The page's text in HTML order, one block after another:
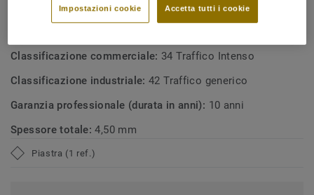
Tipologia di prodotto:Pavimento vinilico eterogeneo (ISO
Classificazione commerciale: 34 Traffico Intenso
Classificazione industriale:42 Traffico generico
Garanzia professionale (durata in anni): 10 anni
Spessore totale:4,50 mm
Piastra (1 ref.)
Accetta tutti i cookie
Impostazioni cookie